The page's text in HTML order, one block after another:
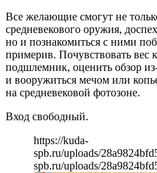
Все желающие смогут не
средневекового оружия,
но и познакомиться с ними
примерив. Почувствовать вес
подшлемник, оценить обзор
и вооружиться мечом или
на средневековой фотозоне.
Вход свободный.
https://kuda-
spb.ru/uploads/
spb.ru/uploads/